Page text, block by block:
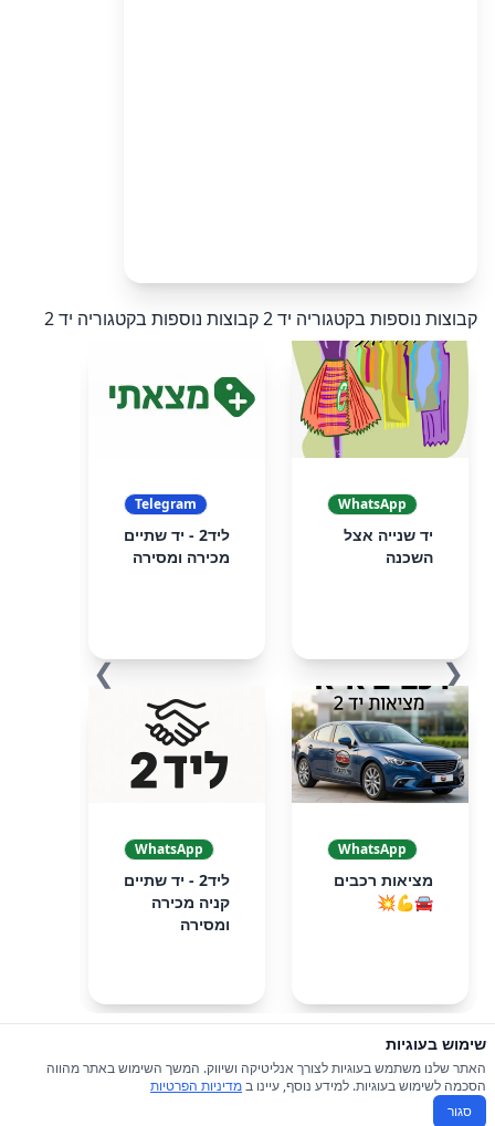
קבוצות נוספות בקטגוריה יד 2 קבוצות נוספות בקטגוריה יד 2
❮
WhatsApp
יד שנייה אצל
השכנה
Telegram
ליד2 - יד שתיים
מכירה ומסירה
WhatsApp
מציאות רכבים
🚘💪💥
WhatsApp
ליד2 - יד שתיים
קניה מכירה
ומסירה
❯
© 2026 כל הזכויות שמורות ל-iGroupsIL
שימוש בעוגיות
האתר שלנו משתמש בעוגיות לצורך אנליטיקה ושיווק. המשך השימוש באתר מהווה
הסכמה לשימוש בעוגיות. למידע נוסף, עיינו במדיניות הפרטיות
סגור